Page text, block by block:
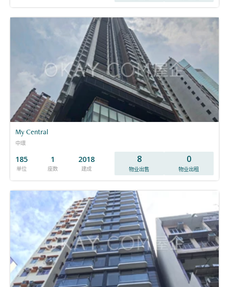
My Central
中環
185
单位
1
座数
2018
建成
8
物业出售
0
物业出租